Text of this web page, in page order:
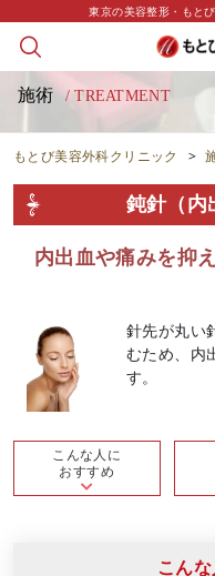
東京の美容整形・もと
施術 / TREATMENT
もとび美容外科クリニック >
鈍針（内
内出血や痛みを抑
針先が丸い
むため、内
す。
こんな人に
おすすめ
こん